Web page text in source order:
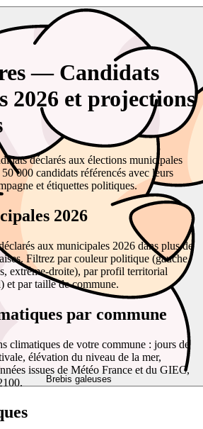
Brebis galeuses
— Candidats
2026 et projections
déclarés aux élections municipales
000 candidats référencés avec leurs
et étiquettes politiques.
2026
aux municipales 2026 dans plus de
Filtrez par couleur politique (gauche,
extrême-droite), par profil territorial
et par taille de commune.
par commune
climatiques de votre commune : jours de
élévation du niveau de la mer,
issues de Météo France et du GIEC,